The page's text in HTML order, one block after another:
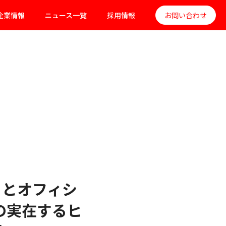
業情報 ニュース一覧 採用情報 お問い合わせ
オフィシ
在するヒ